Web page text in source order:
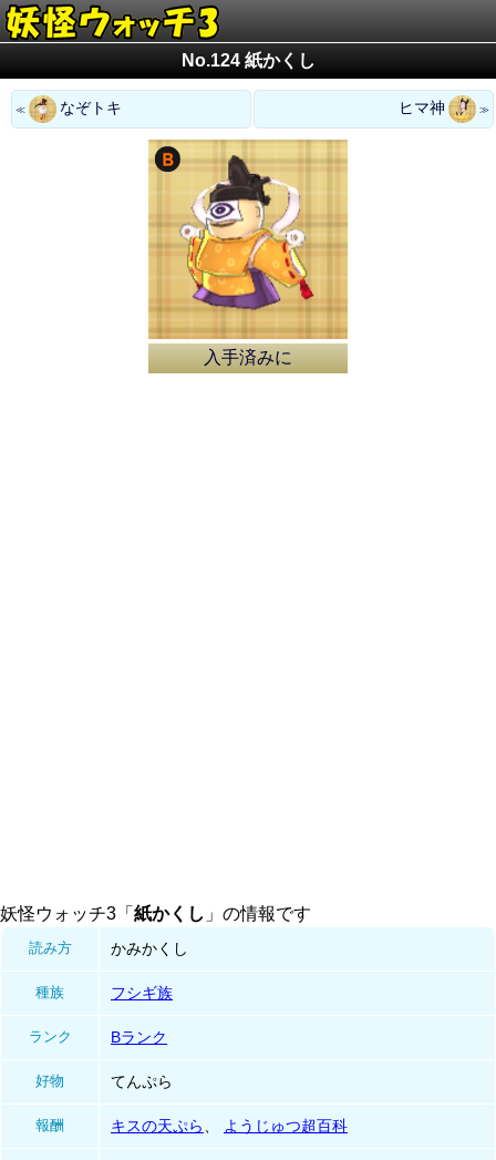
No.124 紙かくし
なぞトキ ヒマ神
入手済みに
妖怪ウォッチ3「 紙かくし 」の情報です
読み方 かみかくし
種族 フシギ族
ランク Bランク
好物 てんぷら
報酬 キスの天ぷら ようじゅつ超百科